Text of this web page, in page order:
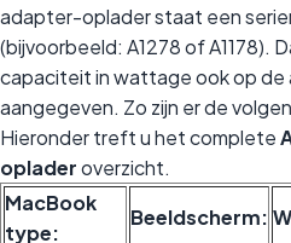
adapter-oplader staat een
(bijvoorbeeld: A1278 of A1178).
capaciteit in wattage ook op
aangegeven. Zo zijn er de
Hieronder treft u het complete
opladeroverzicht.
MacBook
type:
Beeldscherm: